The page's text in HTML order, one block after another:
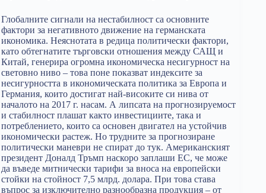
Глобалните сигнали на нестабилност са основните
фактори за негативното движение на германската
икономика. Неяснотата в редица политически фактори,
като обтегнатите търговски отношения между САЩ и
Китай, генерира огромна икономическа несигурност на
световно ниво – това поне показват индексите за
несигурността в икономическата политика за Европа и
Германия, които достигат най-високите си нива от
началото на 2017 г. насам. А липсата на прогнозируемост
и стабилност плашат както инвестициите, така и
потреблението, които са основен двигател на устойчив
икономически растеж. Но трудните за прогнозиране
политически маневри не спират до тук. Американският
президент Доналд Тръмп наскоро заплаши ЕС, че може
да въведе митнически тарифи за вноса на европейски
стойки на стойност 7,5 млрд. долара. При това става
въпрос за изключително разнообразна продукция – от